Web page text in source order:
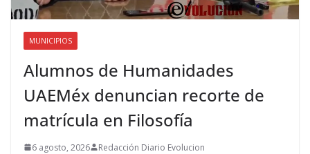
MUNICIPIOS
Alumnos de Humanidades
UAEMéx denuncian recorte de
matrícula en Filosofía
6 agosto, 2026 Redacción Diario Evolucion